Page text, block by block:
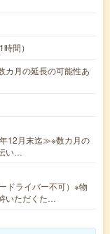
間）
月の延長の可能性あ
12月末迄≫※数カ月の
い…
ドライバー不可）※物
いただくた…